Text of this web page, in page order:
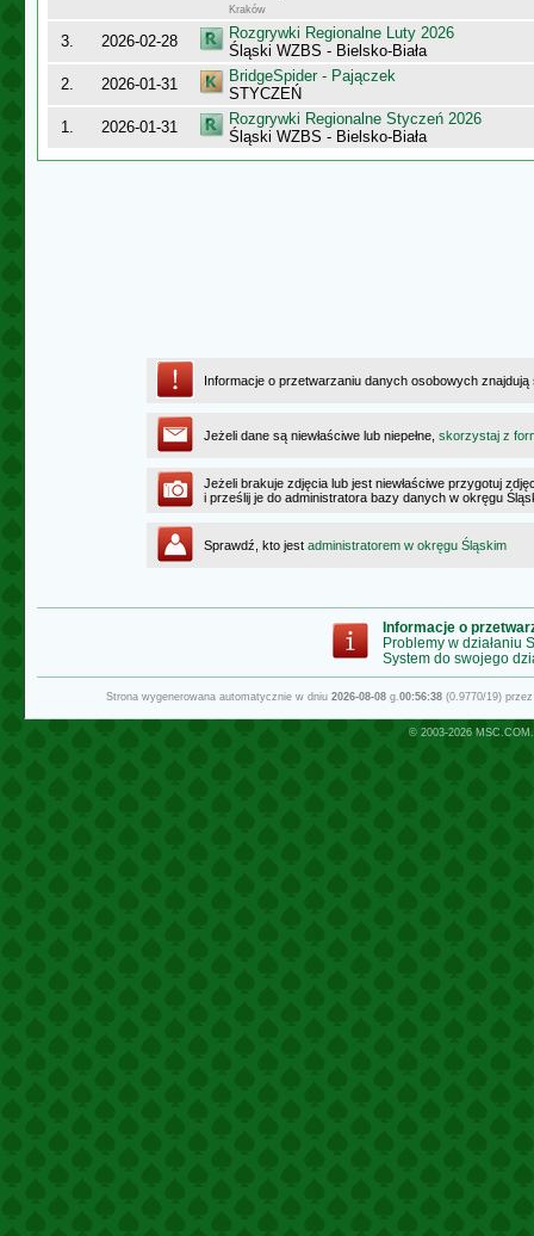
Kraków
3. 2026-02-28
Rozgrywki Regionalne Luty 2026
Śląski WZBS - Bielsko-Biała
2.
2026-01-31
BridgeSpider - Pajączek
STYCZEŃ
1.
2026-01-31
Rozgrywki Regionalne Styczeń 2026
Śląski WZBS - Bielsko-Biała
Informacje o przetwarzaniu danych osobowych
Jeżeli dane są niewłaściwe lub niepełne, skorzystaj z
Jeżeli brakuje zdjęcia lub jest niewłaściwe przygotuj
i prześlij je do administratora bazy danych w okręgu
Sprawdź, kto jest administratorem w okręgu Śląskim
Informacje o
Problemy w działaniu
System do swojego
Strona wygenerowana automatycznie w dniu 2026-08-08g.00:56:38(0.9770/19)
© 2003-2026